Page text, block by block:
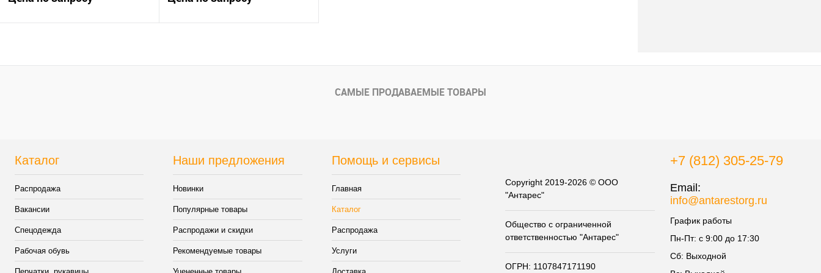
САМЫЕ ПРОДАВАЕМЫЕ ТОВАРЫ
Каталог
Распродажа
Вакансии
Спецодежда
Рабочая обувь
Наши предложения
Новинки
Популярные товары
Распродажи и скидки
Рекомендуемые товары
Помощь и сервисы
Главная
Каталог
Распродажа
Услуги
Copyright 2019-2026 © ООО
"Антарес"
Общество с ограниченной
ответственностью "Антарес"
ОГРН: 1107847171190
+7 (812) 305-25-79
Email:
info@antarestorg.ru
График работы
Пн-Пт: с 9:00 до 17:30
Сб: Выходной